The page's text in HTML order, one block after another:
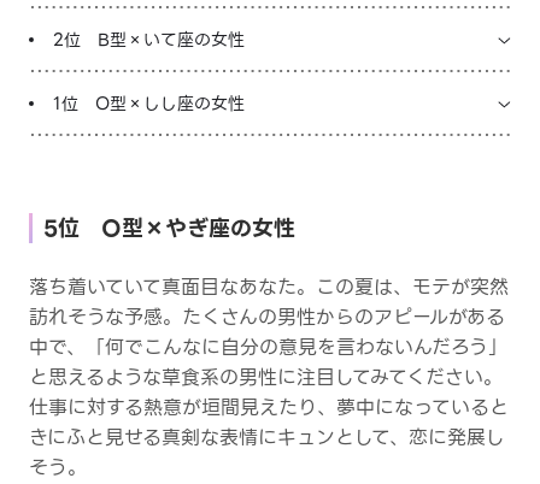
2位 B型×いて座の女性
1位 O型×しし座の女性
5位 O型×やぎ座の女性
落ち着いていて真面目なあなた。この夏は、モテが突然
訪れそうな予感。たくさんの男性からのアピールがある
中で、「何でこんなに自分の意見を言わないんだろう」
と思えるような草食系の男性に注目してみてください。
仕事に対する熱意が垣間見えたり、夢中になっていると
きにふと見せる真剣な表情にキュンとして、恋に発展し
そう。